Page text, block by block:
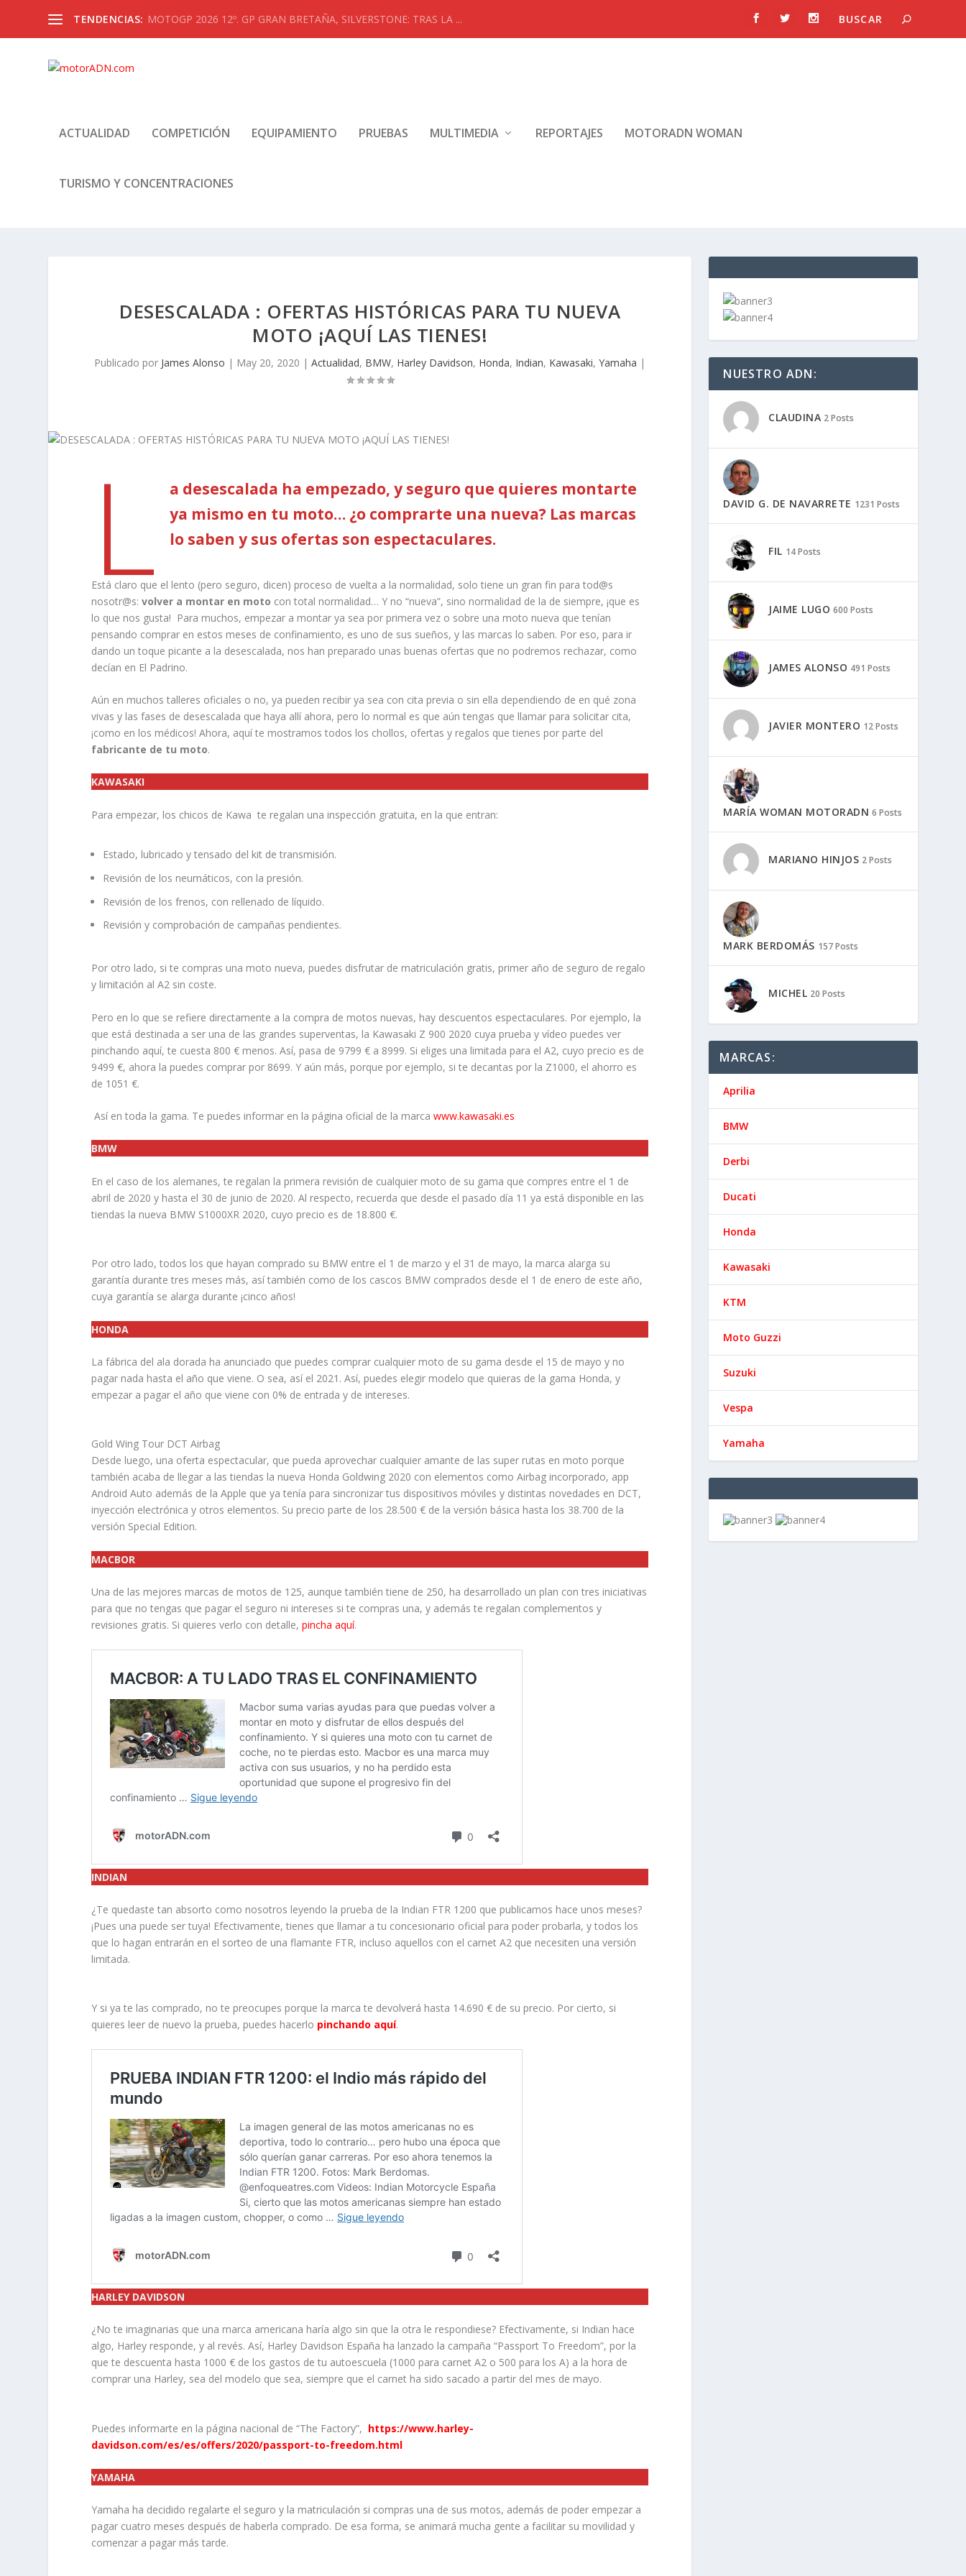
TENDENCIAS: KTM 1390 SUPER ADVENTURE ¡MANTENIMIENTO GRATUITO 2 AÑOS...
ACTUALIDAD COMPETICIÓN EQUIPAMIENTO PRUEBAS MULTIMEDIA REPORTAJES MOTORADN WOMAN
TURISMO Y CONCENTRACIONES
DESESCALADA : OFERTAS HISTÓRICAS PARA TU NUEVA
MOTO ¡AQUÍ LAS TIENES!
Publicado por James Alonso | May 20, 2020 |Actualidad, BMW, Harley Davidson, Honda, Indian, Kawasaki,Yamaha |
L
a desescalada ha empezado, y seguro que quieres montarte
ya mismo en tu moto… ¿o comprarte una nueva? Las marcas
lo saben y sus ofertas son espectaculares.
Está claro que el lento (pero seguro, dicen) proceso de vuelta a la normalidad, solo tiene un gran fin para tod@s
nosotr@s:volver a montar en moto con total normalidad… Y no “nueva”, sino normalidad de la de siempre, ¡que es
lo que nos gusta! Para muchos, empezar a montar ya sea por primera vez o sobre una moto nueva que tenían
pensando comprar en estos meses de confinamiento, es uno de sus sueños, y las marcas lo saben. Por eso, para ir
dando un toque picante a la desescalada, nos han preparado unas buenas ofertas que no podremos rechazar, como
decían en El Padrino.
Aún en muchos talleres oficiales o no, ya pueden recibir ya sea con cita previa o sin ella dependiendo de en qué zona
vivas y las fases de desescalada que haya allí ahora, pero lo normal es que aún tengas que llamar para solicitar cita,
¡como en los médicos! Ahora, aquí te mostramos todos los chollos, ofertas y regalos que tienes por parte del
fabricante de tu moto.
KAWASAKI
Para empezar, los chicos de Kawa te regalan una inspección gratuita, en la que entran:
Estado, lubricado y tensado del kit de transmisión.
Revisión de los neumáticos, con la presión.
Revisión de los frenos, con rellenado de líquido.
Revisión y comprobación de campañas pendientes.
Por otro lado, si te compras una moto nueva, puedes disfrutar de matriculación gratis, primer año de seguro de regalo
y limitación al A2 sin coste.
Pero en lo que se refiere directamente a la compra de motos nuevas, hay descuentos espectaculares. Por ejemplo, la
que está destinada a ser una de las grandes superventas, la Kawasaki Z 900 2020 cuya prueba y vídeo puedes ver
pinchando aquí, te cuesta 800 € menos. Así, pasa de 9799 € a 8999. Si eliges una limitada para el A2, cuyo precio es de
9499 €, ahora la puedes comprar por 8699. Y aún más, porque por ejemplo, si te decantas por la Z1000, el ahorro es
de 1051 €.
Así en toda la gama. Te puedes informar en la página oficial de la marcawww.kawasaki.es
BMW
En el caso de los alemanes, te regalan la primera revisión de cualquier moto de su gama que compres entre el 1 de
abril de 2020 y hasta el 30 de junio de 2020. Al respecto, recuerda que desde el pasado día 11 ya está disponible en las
tiendas la nueva BMW S1000XR 2020, cuyo precio es de 18.800 €.
Por otro lado, todos los que hayan comprado su BMW entre el 1 de marzo y el 31 de mayo, la marca alarga su
garantía durante tres meses más, así también como de los cascos BMW comprados desde el 1 de enero de este año,
cuya garantía se alarga durante ¡cinco años!
HONDA
La fábrica del ala dorada ha anunciado que puedes comprar cualquier moto de su gama desde el 15 de mayo y no
pagar nada hasta el año que viene. O sea, así el 2021. Así, puedes elegir modelo que quieras de la gama Honda, y
empezar a pagar el año que viene con 0% de entrada y de intereses.
Gold Wing Tour DCT Airbag
Desde luego, una oferta espectacular, que pueda aprovechar cualquier amante de las super rutas en moto porque
también acaba de llegar a las tiendas la nueva Honda Goldwing 2020 con elementos como Airbag incorporado, app
Android Auto además de la Apple que ya tenía para sincronizar tus dispositivos móviles y distintas novedades en DCT,
inyección electrónica y otros elementos. Su precio parte de los 28.500 € de la versión básica hasta los 38.700 de la
versión Special Edition.
MACBOR
Una de las mejores marcas de motos de 125, aunque también tiene de 250, ha desarrollado un plan con tres iniciativas
para que no tengas que pagar el seguro ni intereses si te compras una, y además te regalan complementos y
revisiones gratis. Si quieres verlo con detalle,pincha aquí.
INDIAN
¿Te quedaste tan absorto como nosotros leyendo la prueba de la Indian FTR 1200 que publicamos hace unos meses?
¡Pues una puede ser tuya! Efectivamente, tienes que llamar a tu concesionario oficial para poder probarla, y todos los
que lo hagan entrarán en el sorteo de una flamante FTR, incluso aquellos con el carnet A2 que necesiten una versión
limitada.
Y si ya te las comprado, no te preocupes porque la marca te devolverá hasta 14.690 € de su precio. Por cierto, si
quieres leer de nuevo la prueba, puedes hacerlo pinchando aquí.
HARLEY DAVIDSON
¿No te imaginarias que una marca americana haría algo sin que la otra le respondiese? Efectivamente, si Indian hace
algo, Harley responde, y al revés. Así, Harley Davidson España ha lanzado la campaña “Passport To Freedom”, por la
que te descuenta hasta 1000 € de los gastos de tu autoescuela (1000 para carnet A2 o 500 para los A) a la hora de
comprar una Harley, sea del modelo que sea, siempre que el carnet ha sido sacado a partir del mes de mayo.
Puedes informarte en la página nacional de “The Factory”, https://www.harley-
davidson.com/es/es/offers/2020/passport-to-freedom.html
YAMAHA
Yamaha ha decidido regalarte el seguro y la matriculación si compras una de sus motos, además de poder empezar a
pagar cuatro meses después de haberla comprado. De esa forma, se animará mucha gente a facilitar su movilidad y
comenzar a pagar más tarde.
NUESTRO ADN:
CLAUDINA 2 Posts
DAVID G. DE NAVARRETE 1231 Posts
FIL 14 Posts
JAIME LUGO 600 Posts
JAMES ALONSO 491 Posts
JAVIER MONTERO 12 Posts
MARÍA WOMAN MOTORADN 6 Posts
MARIANO HINJOS 2 Posts
MARK BERDOMÁS 157 Posts
MICHEL 20 Posts
MARCAS:
Aprilia
BMW
Derbi
Ducati
Honda
Kawasaki
KTM
Moto Guzzi
Suzuki
Vespa
Yamaha